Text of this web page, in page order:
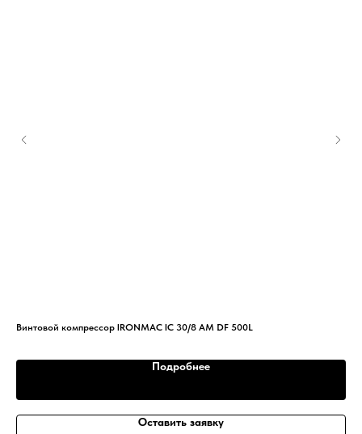
Винтовой компрессор IRONMAC IC 30/8 AM DF 500L
Подробнее
Оставить заявку